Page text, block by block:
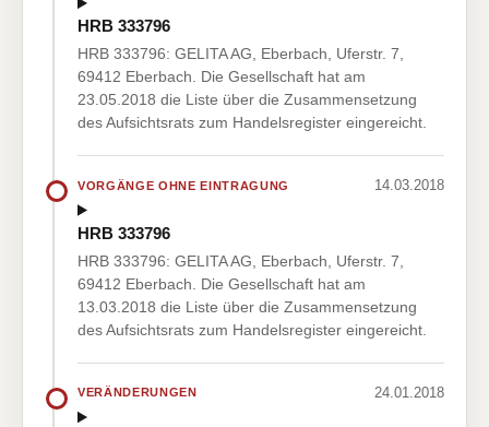
HRB 333796
HRB 333796: GELITA AG, Eberbach, Uferstr. 7,
69412 Eberbach. Die Gesellschaft hat am
23.05.2018 die Liste über die Zusammensetzung
des Aufsichtsrats zum Handelsregister eingereicht.
VORGÄNGE OHNE EINTRAGUNG 14.03.2018
HRB 333796
HRB 333796: GELITA AG, Eberbach, Uferstr. 7,
69412 Eberbach. Die Gesellschaft hat am
13.03.2018 die Liste über die Zusammensetzung
des Aufsichtsrats zum Handelsregister eingereicht.
VERÄNDERUNGEN 24.01.2018